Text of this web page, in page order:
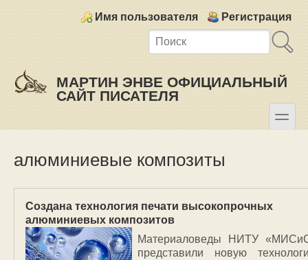
Login links
Имя пользователя Регистрация
МАРТИН ЭНВЕ ОФИЦИАЛЬНЫЙ
САЙТ ПИСАТЕЛЯ
toggle
алюминиевые композиты
Создана технология печати высокопрочных
алюминиевых композитов
Материаловеды НИТУ
представили новую